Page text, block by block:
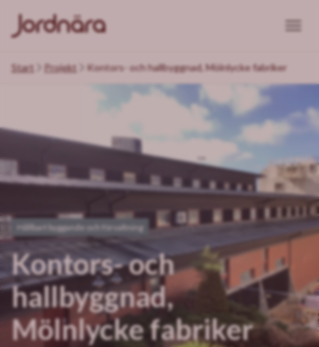
Start Projekt Kontors- och hallbyggnad, Mölnlycke fabriker
Hållbart byggande och förvaltning
Kontors- och
hallbyggnad,
Mölnlycke fabriker